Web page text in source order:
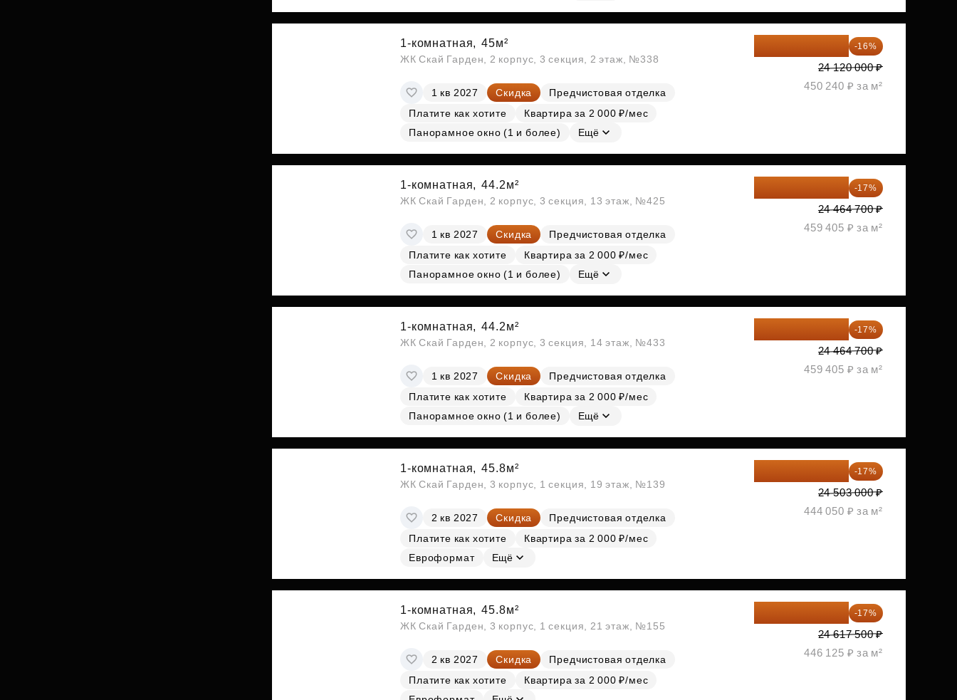
1-комнатная, 45м²
ЖК Скай Гарден, 2 корпус, 3 секция, 2 этаж, №338
1 кв 2027 Скидка
Предчистовая отделка
Платите как хотите
Квартира за 2 000 ₽/мес
Панорамное окно (1 и более)
Ещё
-16%
24 120 000 ₽
450 240 ₽ за м²
1-комнатная, 44.2м²
ЖК Скай Гарден, 2 корпус, 3 секция, 13 этаж, №425
1 кв 2027 Скидка
Предчистовая отделка
Платите как хотите
Квартира за 2 000 ₽/мес
Панорамное окно (1 и более)
Ещё
-17%
24 464 700 ₽
459 405 ₽ за м²
1-комнатная, 44.2м²
ЖК Скай Гарден, 2 корпус, 3 секция, 14 этаж, №433
1 кв 2027 Скидка
Предчистовая отделка
Платите как хотите
Квартира за 2 000 ₽/мес
Панорамное окно (1 и более)
Ещё
-17%
24 464 700 ₽
459 405 ₽ за м²
1-комнатная, 45.8м²
ЖК Скай Гарден, 3 корпус, 1 секция, 19 этаж, №139
2 кв 2027 Скидка
Предчистовая отделка
Платите как хотите
Квартира за 2 000 ₽/мес
Евроформат
Ещё
-17%
24 503 000 ₽
444 050 ₽ за м²
1-комнатная, 45.8м²
ЖК Скай Гарден, 3 корпус, 1 секция, 21 этаж, №155
2 кв 2027 Скидка
Предчистовая отделка
Платите как хотите
Квартира за 2 000 ₽/мес
-17%
24 617 500 ₽
446 125 ₽ за м²